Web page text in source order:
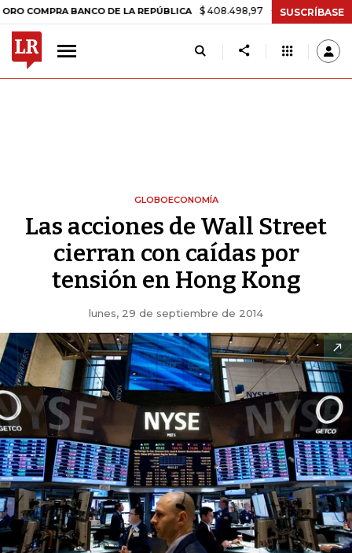
BANCO DE LA REPÚBLICA $ 408.498,97 +$ 8.753,81 +2,19%
SUSCRÍBASE
GLOBOECONOMÍA
Las acciones de Wall Street
cierran con caídas por
tensión en Hong Kong
lunes, 29 de septiembre de 2014